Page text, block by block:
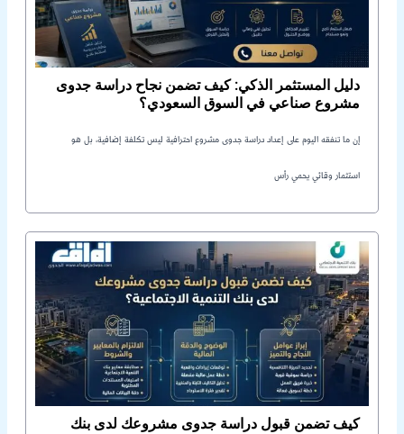
دليل المستثمر الذكي: كيف تضمن نجاح دراسة جدوى
مشروع صناعي في السوق السعودي؟
إن ما تنفقه اليوم على إعداد دراسة جدوى مشروع احترافية ليس تكلفة إضافية، بل هو
استثمار وقائي يحمي رأس
كيف تضمن قبول دراسة جدوى مشروعك لدى بنك